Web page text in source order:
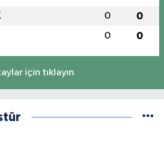
0 0
0 0
için tıklayın